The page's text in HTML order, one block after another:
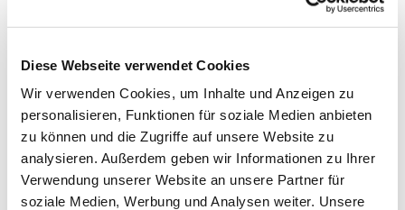
Diese Webseite verwendet Cookies
Wir verwenden Cookies, um Inhalte und Anzeigen zu
personalisieren, Funktionen für soziale Medien anbieten
zu können und die Zugriffe auf unsere Website zu
analysieren. Außerdem geben wir Informationen zu Ihrer
Verwendung unserer Website an unsere Partner für
soziale Medien, Werbung und Analysen weiter. Unsere